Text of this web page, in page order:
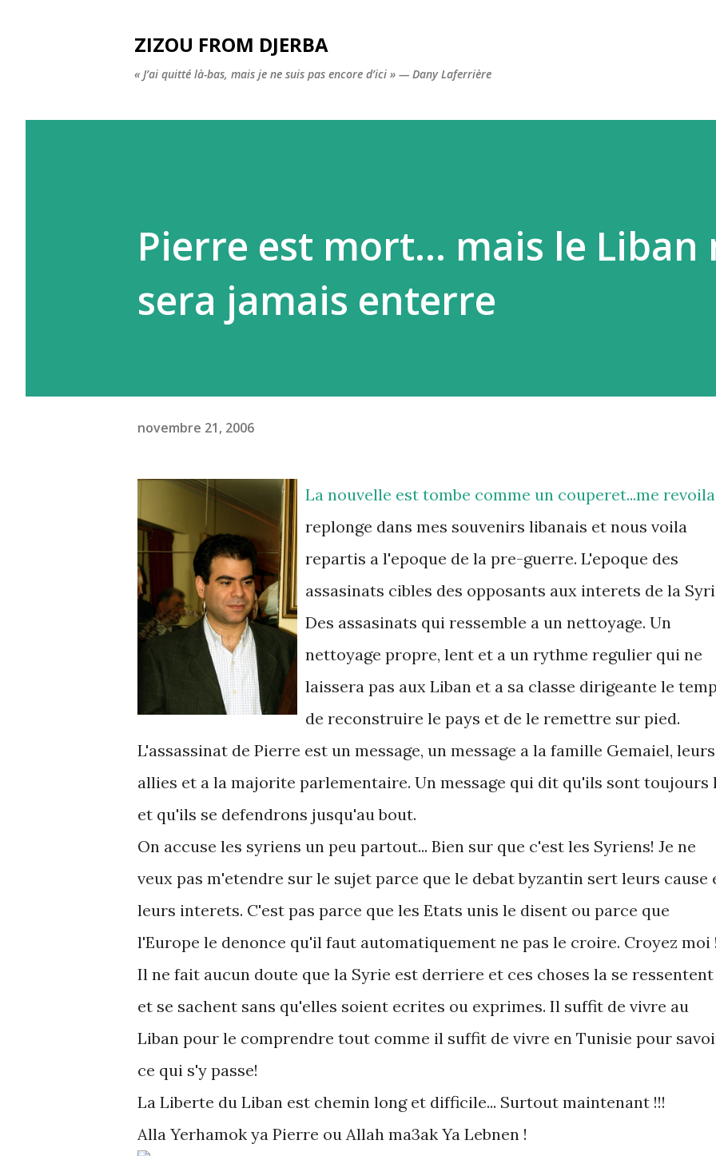
ZIZOU FROM DJERBA
« J’ai quitté là-bas, mais je ne suis pas encore d’ici » — Dany Laferrière
Pierre est mort... mais le Liban
sera jamais enterre
novembre 21, 2006
La nouvelle est tombe comme un couperet...me revoila
replonge dans mes souvenirs libanais et nous voila
repartis a l'epoque de la pre-guerre. L'epoque des
assasinats cibles des opposants aux interets de la
Des assasinats qui ressemble a un nettoyage. Un
nettoyage propre, lent et a un rythme regulier qui ne
laissera pas aux Liban et a sa classe dirigeante le
de reconstruire le pays et de le remettre sur pied.
L'assassinat de Pierre est un message, un message a la famille Gemaiel, leurs
allies et a la majorite parlementaire. Un message qui dit qu'ils sont toujours
et qu'ils se defendrons jusqu'au bout.
On accuse les syriens un peu partout... Bien sur que c'est les Syriens! Je ne
veux pas m'etendre sur le sujet parce que le debat byzantin sert leurs cause
leurs interets. C'est pas parce que les Etats unis le disent ou parce que
l'Europe le denonce qu'il faut automatiquement ne pas le croire. Croyez moi
Il ne fait aucun doute que la Syrie est derriere et ces choses la se ressentent
et se sachent sans qu'elles soient ecrites ou exprimes. Il suffit de vivre au
Liban pour le comprendre tout comme il suffit de vivre en Tunisie pour
ce qui s'y passe!
La Liberte du Liban est chemin long et difficile... Surtout maintenant !!!
Alla Yerhamok ya Pierre ou Allah ma3ak Ya Lebnen !